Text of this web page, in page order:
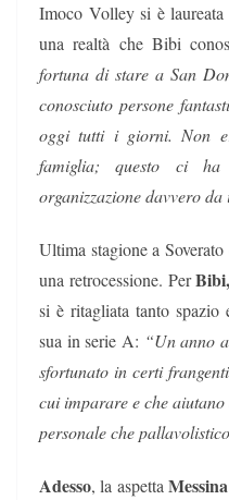
Imoco Volley si è laureata
una realtà che Bibi
fortuna di stare a San
conosciuto persone
oggi tutti i giorni. Non
famiglia; questo ci
organizzazione davvero
Ultima stagione a
una retrocessione. PerBibi,
si è ritagliata tanto
sua in serie A: “Un anno
sfortunato in certi
cui imparare e che
personale che
Adesso, la aspettaMessina